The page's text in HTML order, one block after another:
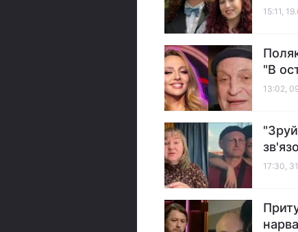
15:11,
"В
13:02,
17:30,